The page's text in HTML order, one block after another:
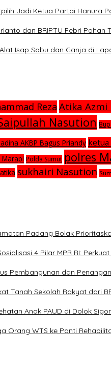
Jadi Ketua Partai Hanura
dan BRIPTU Febri Pohan
Isap Sabu dan Ganja di
Reza Atika
Nasution
AKBP Bagus Priandy ketua
Marapi Polda Sumut polres
sukhairi Nasution
Padang Bolak
4 Pilar MPR RI:
Pembangunan dan
Tanah Sekolah Rakyat dari
Anak PAUD di Dolok
Orang WTS ke Panti